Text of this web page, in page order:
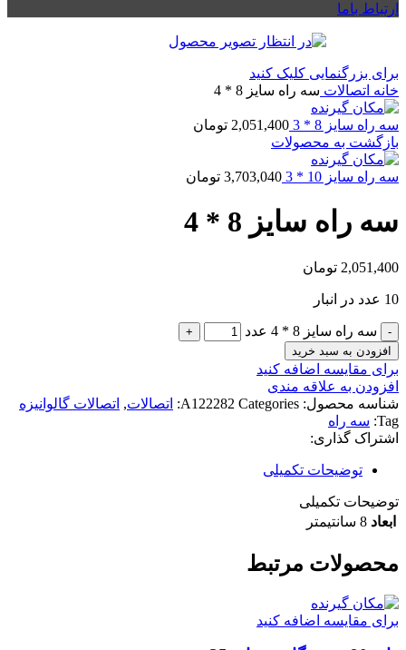
ارتباط باما
برای بزرگنمایی کلیک کنید
خانه اتصالات سه راه سایز 8 * 4
سه راه سایز 8 * 3 2,051,400 تومان
بازگشت به محصولات
سه راه سایز 10 * 3 3,703,040 تومان
سه راه سایز 8 * 4
2,051,400 تومان
10 عدد در انبار
سه راه سایز 8 * 4 عدد
افزودن به سبد خرید
برای مقایسه اضافه کنید
افزودن به علاقه مندی
شناسه محصول:
A122282 Categories: اتصالات, اتصالات گالوانیزه
Tag: سه راه
اشتراک گذاری:
توضیحات تکمیلی
توضیحات تکمیلی
ابعاد 8 سانتیمتر
محصولات مرتبط
برای مقایسه اضافه کنید